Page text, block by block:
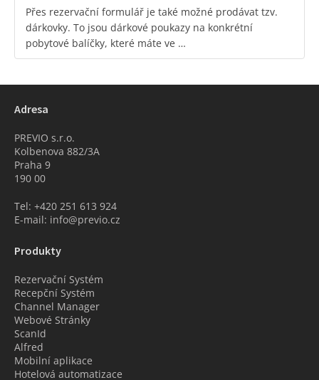
Přes rezervační formulář je také možné prodávat tzv.
dárkovky. To jsou dárkové poukazy na konkrétní
pobytové balíčky, které máte ve …
Adresa
PREVIO s.r.o.
Kolbenova 882/3A
Praha 9
190 00
Tel: +420 251 613 924
E-mail: info@previo.cz
Produkty
Rezervační Systém
Recepční Systém
Channel Manager
Webové Stránky
ScanId
Alfred
Mobilní aplikace
Hotelová automatizace